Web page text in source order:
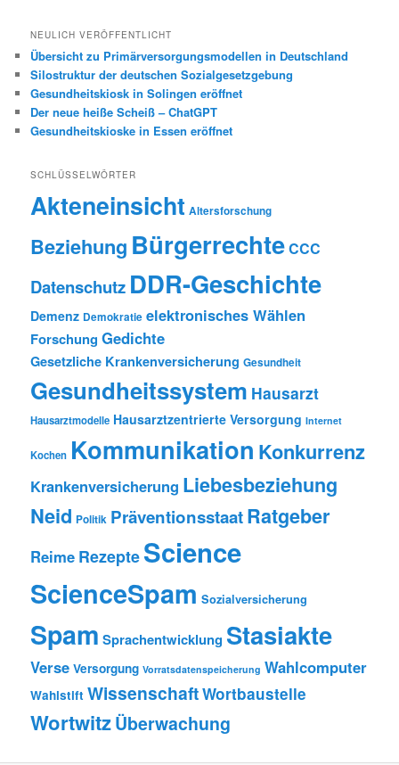
NEULICH VERÖFFENTLICHT
Übersicht zu Primärversorgungsmodellen in Deutschland
Silostruktur der deutschen Sozialgesetzgebung
Gesundheitskiosk in Solingen eröffnet
Der neue heiße Scheiß – ChatGPT
Gesundheitskioske in Essen eröffnet
SCHLÜSSELWÖRTER
Akteneinsicht Altersforschung
Beziehung BürgerrechteCCC
Datenschutz DDR-Geschichte
Demenz Demokratie elektronisches Wählen
Forschung Gedichte
Gesetzliche Krankenversicherung Gesundheit
Gesundheitssystem Hausarzt
Hausarztmodelle Hausarztzentrierte Versorgung Internet
Kochen Kommunikation Konkurrenz
Krankenversicherung Liebesbeziehung
Neid Politik PräventionsstaatRatgeber
Reime Rezepte Science
ScienceSpam Sozialversicherung
Spam Sprachentwicklung Stasiakte
Verse Versorgung Vorratsdatenspeicherung Wahlcomputer
Wahlstift WissenschaftWortbaustelle
WortwitzÜberwachung